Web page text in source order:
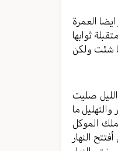
العمرة
ثوابها
شئت ولكن
صليت
ما
الموكل
النهار